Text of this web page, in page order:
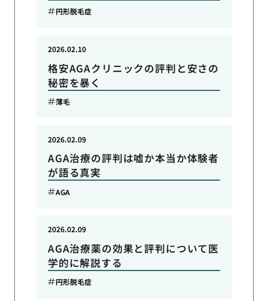
円形脱毛症
格安AGAクリニックの評判と安さの
秘密を暴く
2026.02.10
薄毛
AGA治療の評判は嘘か本当か体験者
が語る真実
2026.02.09
AGA
AGA治療薬の効果と評判について医
学的に解説する
2026.02.09
円形脱毛症